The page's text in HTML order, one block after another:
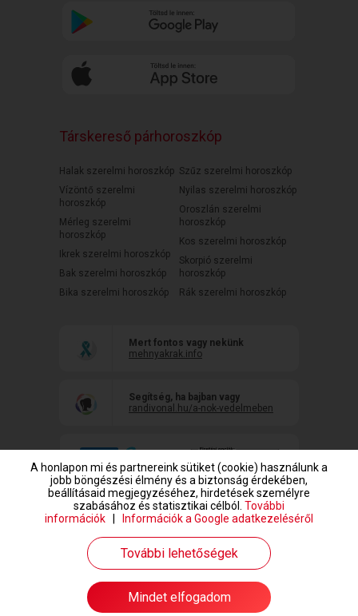
Társkereső párhoroszkóp
Halak szerelmi horoszkóp
Vízöntő szerelmi
horoszkóp
Mérleg szerelmi
horoszkóp
Ikrek szerelmi horoszkóp
Bak szerelmi horoszkóp
Bika szerelmi horoszkóp
Szűz szerelmi horoszkóp
Nyilas szerelmi horoszkóp
Oroszlán szerelmi
horoszkóp
Kos szerelmi horoszkóp
Skorpió szerelmi
horoszkóp
Rák szerelmi horoszkóp
Mert fontos vagy nekünk
mehnyakrak.info
Segítség, ha bajban vagy
randivonal.hu/a-nok-vedelmeben
www.randivonal.hu © Copyright 1999-2026 Dating Central Europe Zrt.
A honlapon mi és partnereink sütiket (cookie) használunk a
jobb böngészési élmény és a biztonság érdekében,
beállításaid megjegyzéséhez, hirdetések személyre
szabásához és statisztikai célból. További
információk
Információk a Google adatkezeléséről
További lehetőségek
Mindet elfogadom